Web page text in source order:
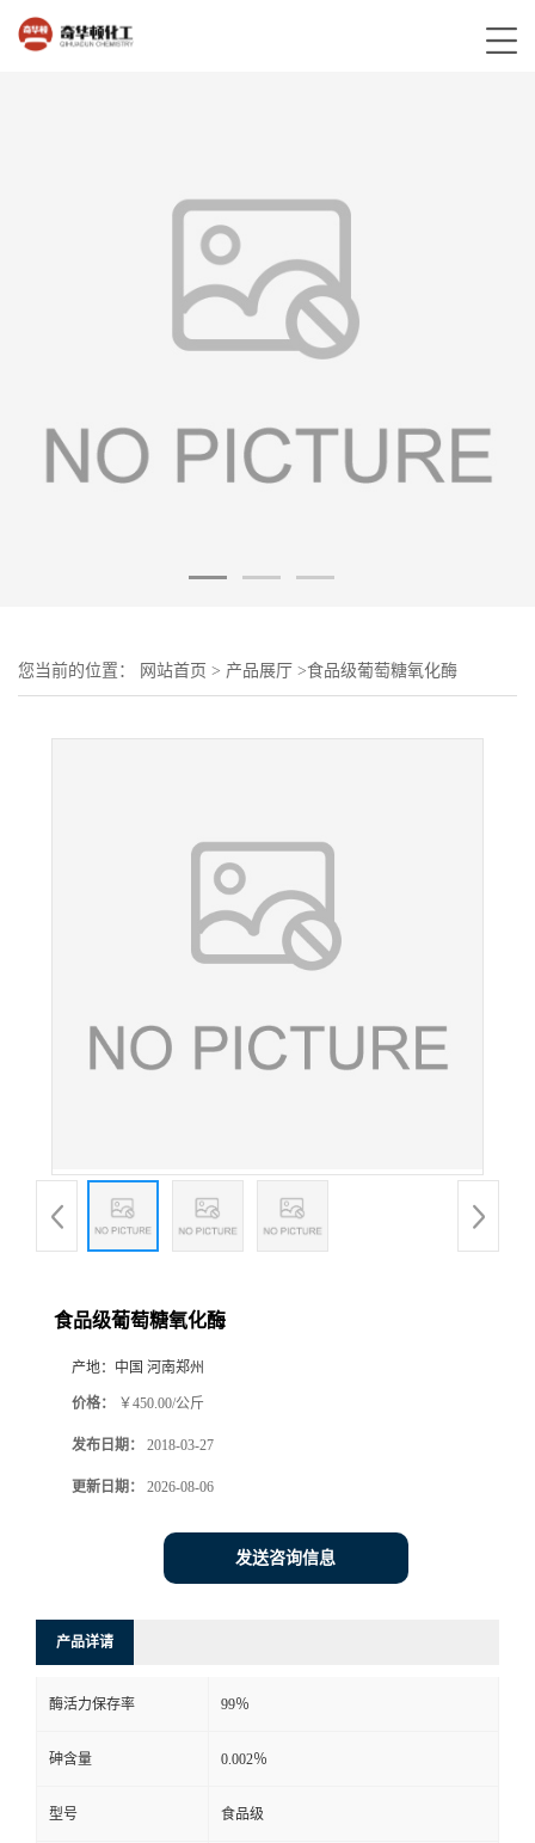
您当前的位置： 网站首页 > 产品展厅 >食品级葡萄糖氧化酶
食品级葡萄糖氧化酶
产地： 中国 河南郑州
价格： ￥450.00/公斤
发布日期： 2018-03-27
更新日期： 2026-08-06
发送咨询信息
产品详请
酶活力保存率 99％
砷含量 0.002％
型号 食品级